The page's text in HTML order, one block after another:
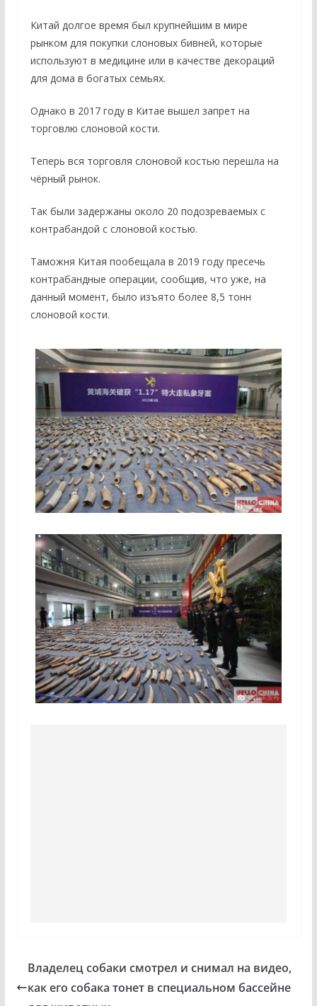
Китай долгое время был крупнейшим в мире
рынком для покупки слоновых бивней, которые
используют в медицине или в качестве декораций
для дома в богатых семьях.
Однако в 2017 году в Китае вышел запрет на
торговлю слоновой кости.
Теперь вся торговля слоновой костью перешла на
чёрный рынок.
Так были задержаны около 20 подозреваемых с
контрабандой с слоновой костью.
Таможня Китая пообещала в 2019 году пресечь
контрабандные операции, сообщив, что уже, на
данный момент, было изъято более 8,5 тонн
слоновой кости.
Владелец собаки смотрел и снимал на видео,
как его собака тонет в специальном бассейне